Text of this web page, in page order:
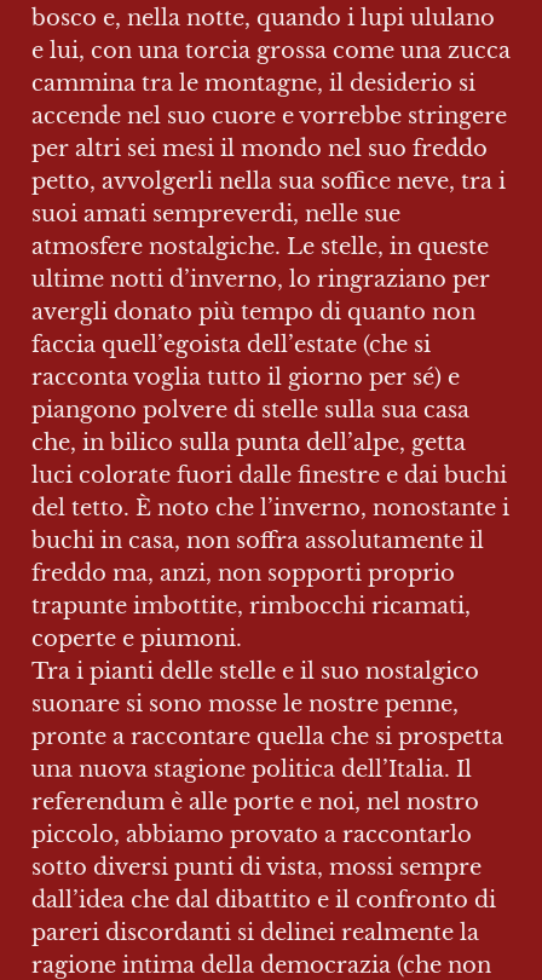
bosco e, nella notte, quando i lupi ululano
e lui, con una torcia grossa come una zucca
cammina tra le montagne, il desiderio si
accende nel suo cuore e vorrebbe stringere
per altri sei mesi il mondo nel suo freddo
petto, avvolgerli nella sua soffice neve, tra i
suoi amati sempreverdi, nelle sue
atmosfere nostalgiche. Le stelle, in queste
ultime notti d’inverno, lo ringraziano per
avergli donato più tempo di quanto non
faccia quell’egoista dell’estate (che si
racconta voglia tutto il giorno per sé) e
piangono polvere di stelle sulla sua casa
che, in bilico sulla punta dell’alpe, getta
luci colorate fuori dalle finestre e dai buchi
del tetto. È noto che l’inverno, nonostante i
buchi in casa, non soffra assolutamente il
freddo ma, anzi, non sopporti proprio
trapunte imbottite, rimbocchi ricamati,
coperte e piumoni.
Tra i pianti delle stelle e il suo nostalgico
suonare si sono mosse le nostre penne,
pronte a raccontare quella che si prospetta
una nuova stagione politica dell’Italia. Il
referendum è alle porte e noi, nel nostro
piccolo, abbiamo provato a raccontarlo
sotto diversi punti di vista, mossi sempre
dall’idea che dal dibattito e il confronto di
pareri discordanti si delinei realmente la
ragione intima della democrazia (che non